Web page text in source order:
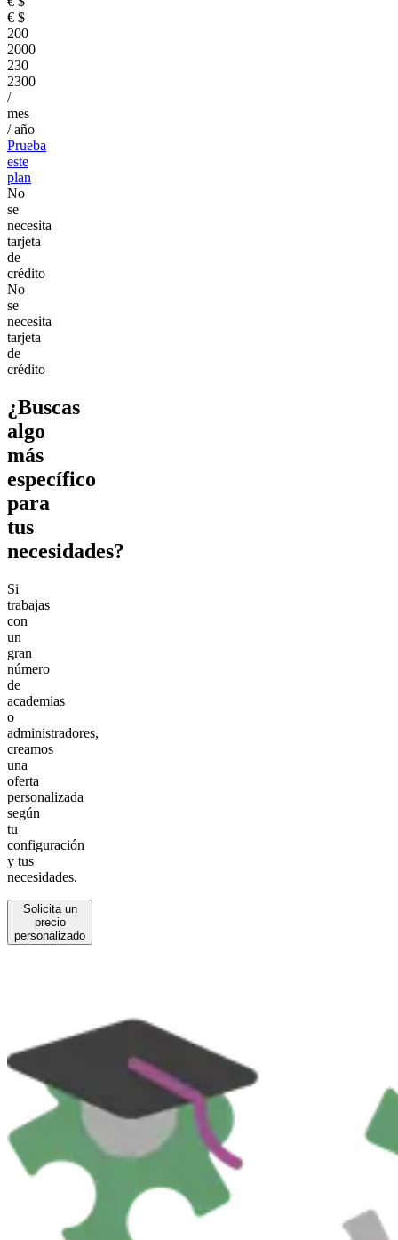
€ $
200
2000
230
2300
/
mes
/ año
Prueba
este
plan
No
se
necesita
tarjeta
de
crédito
No
se
necesita
tarjeta
de
crédito
¿Buscas
algo
más
específico
para
tus
necesidades?
Si
trabajas
con
un
gran
número
de
academias
o
administradores,
creamos
una
oferta
personalizada
según
tu
configuración
y tus
necesidades.
Solicita un
precio
personalizado